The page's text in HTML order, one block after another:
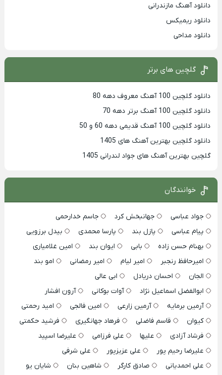
دانلود آهنگ مازندرانی
دانلود ریمیکس
دانلود مداحی
گلچین های برتر
دانلود گلچین 100 آهنگ معروف دهه 80
دانلود گلچین 100 آهنگ برتر دهه 70
دانلود گلچین 100 آهنگ قدیمی دهه 60 و 50
دانلود گلچین بهترین آهنگ های 1405
گلچین بهترین آهنگ های جواد لندرانی 1405
خوانندگان
جواد عباسی جهانبخش کرد
جاسم خدارحمی
پیام عباسی
پازل بند پارسا محمدی
بیدل برزویی
بهنام حسن زاده
بابی ایوان بند
امین غلامیاری
امیرحافظ رنجبر
امیر لیام امیر رمضانی
امو بند
الجان
احسان دریادل
ابی عالی
ابوالفضل اسماعیل نژاد
آوات بوکانی
آرون افشار
آرمین برمایه
آرمین زارعی امین فالجی
امید رحمتی
کیوان
قاسم فاضلی فرهاد جهانگیری
فرشید حکمتی
فرشاد آزادی
علیها علی فرزامی
علیرضا اسپید
علیرضا رحیم پور
علی عزیزپور
علی شرفی
علی احمدیانی
صادق کارگر شاهین بنان
شایان یو